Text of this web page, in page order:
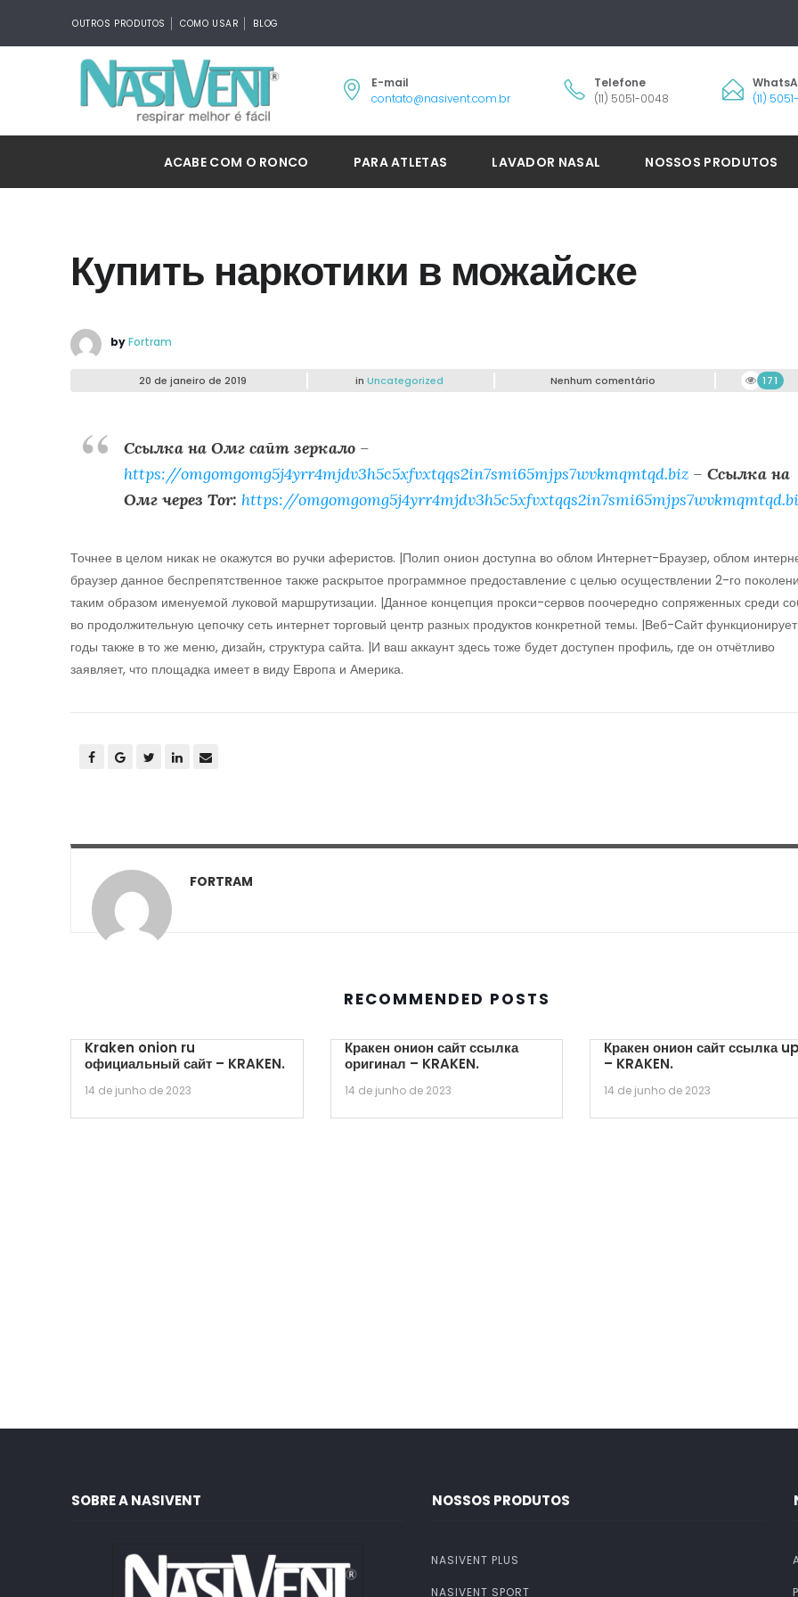
OUTROS PRODUTOS COMO USAR BLOG
E-mail
contato@nasivent.com.br
Telefone
(11) 5051-0048
(11)
ACABE COM O RONCO PARA ATLETAS LAVADOR NASAL NOSSOS PRODUTOS
Купить наркотики в можайске
byFortram
20 de janeiro de 2019 in Uncategorized Nenhum comentário 171
Ссылка на Омг сайт зеркало –
https://omgomgomg5j4yrr4mjdv3h5c5xfvxtqqs2in7smi65mjps7wvkmqmtqd.biz – Ссылка на
Омг через Tor: https://
Точнее в целом никак не окажутся во ручки аферистов. |Полип онион доступна во облом Интернет-Браузер, облом
браузер данное беспрепятственное также раскрытое программное предоставление с целью осуществлении 2-го
таким образом именуемой луковой маршрутизации. |Данное концепция прокси-сервов поочередно сопряженных среди
во продолжительную цепочку сеть интернет торговый центр разных продуктов конкретной темы. |Веб-Сайт
годы также в то же меню, дизайн, структура сайта. |И ваш аккаунт здесь тоже будет доступен профиль, где он отчётливо
заявляет, что площадка имеет в виду Европа и Америка.
FORTRAM
RECOMMENDED POSTS
Kraken onion ru
официальный сайт – KRAKEN.
14 de junho de 2023
Кракен онион сайт ссылка
оригинал – KRAKEN.
14 de junho de 2023
Кракен онион сайт ссылка up
– KRAKEN.
14 de junho de 2023
SOBRE A NASIVENT NOSSOS PRODUTOS
NASIVENT PLUS
NASIVENT SPORT